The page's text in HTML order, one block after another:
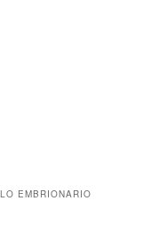
EMBRIONARIO